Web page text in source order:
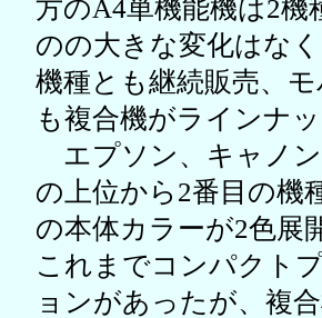
方のA4単機能機は2
のの大きな変化はな
機種とも継続販売、
も複合機がラインナ
エプソン、キャノ
の上位から2番目の機
の本体カラーが2色展
これまでコンパクト
ョンがあったが、複